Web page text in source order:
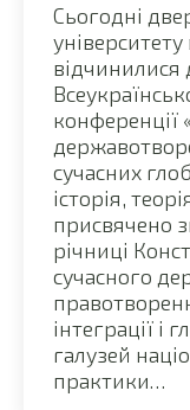
Сьогодні
відчинилися
конференції
сучасних
історія,
присвячено
річниці
сучасного
інтеграції і
галузей
практики…